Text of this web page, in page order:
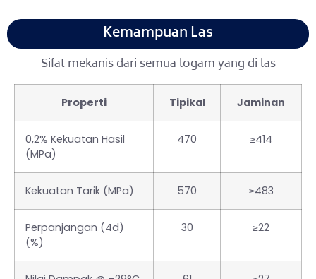
Kemampuan Las
Sifat mekanis dari semua logam yang di las
Properti Tipikal Jaminan
0,2% Kekuatan Hasil
(MPa)
470 ≥414
Kekuatan Tarik (MPa) 570 ≥483
Perpanjangan (4d)
(%)
30 ≥22